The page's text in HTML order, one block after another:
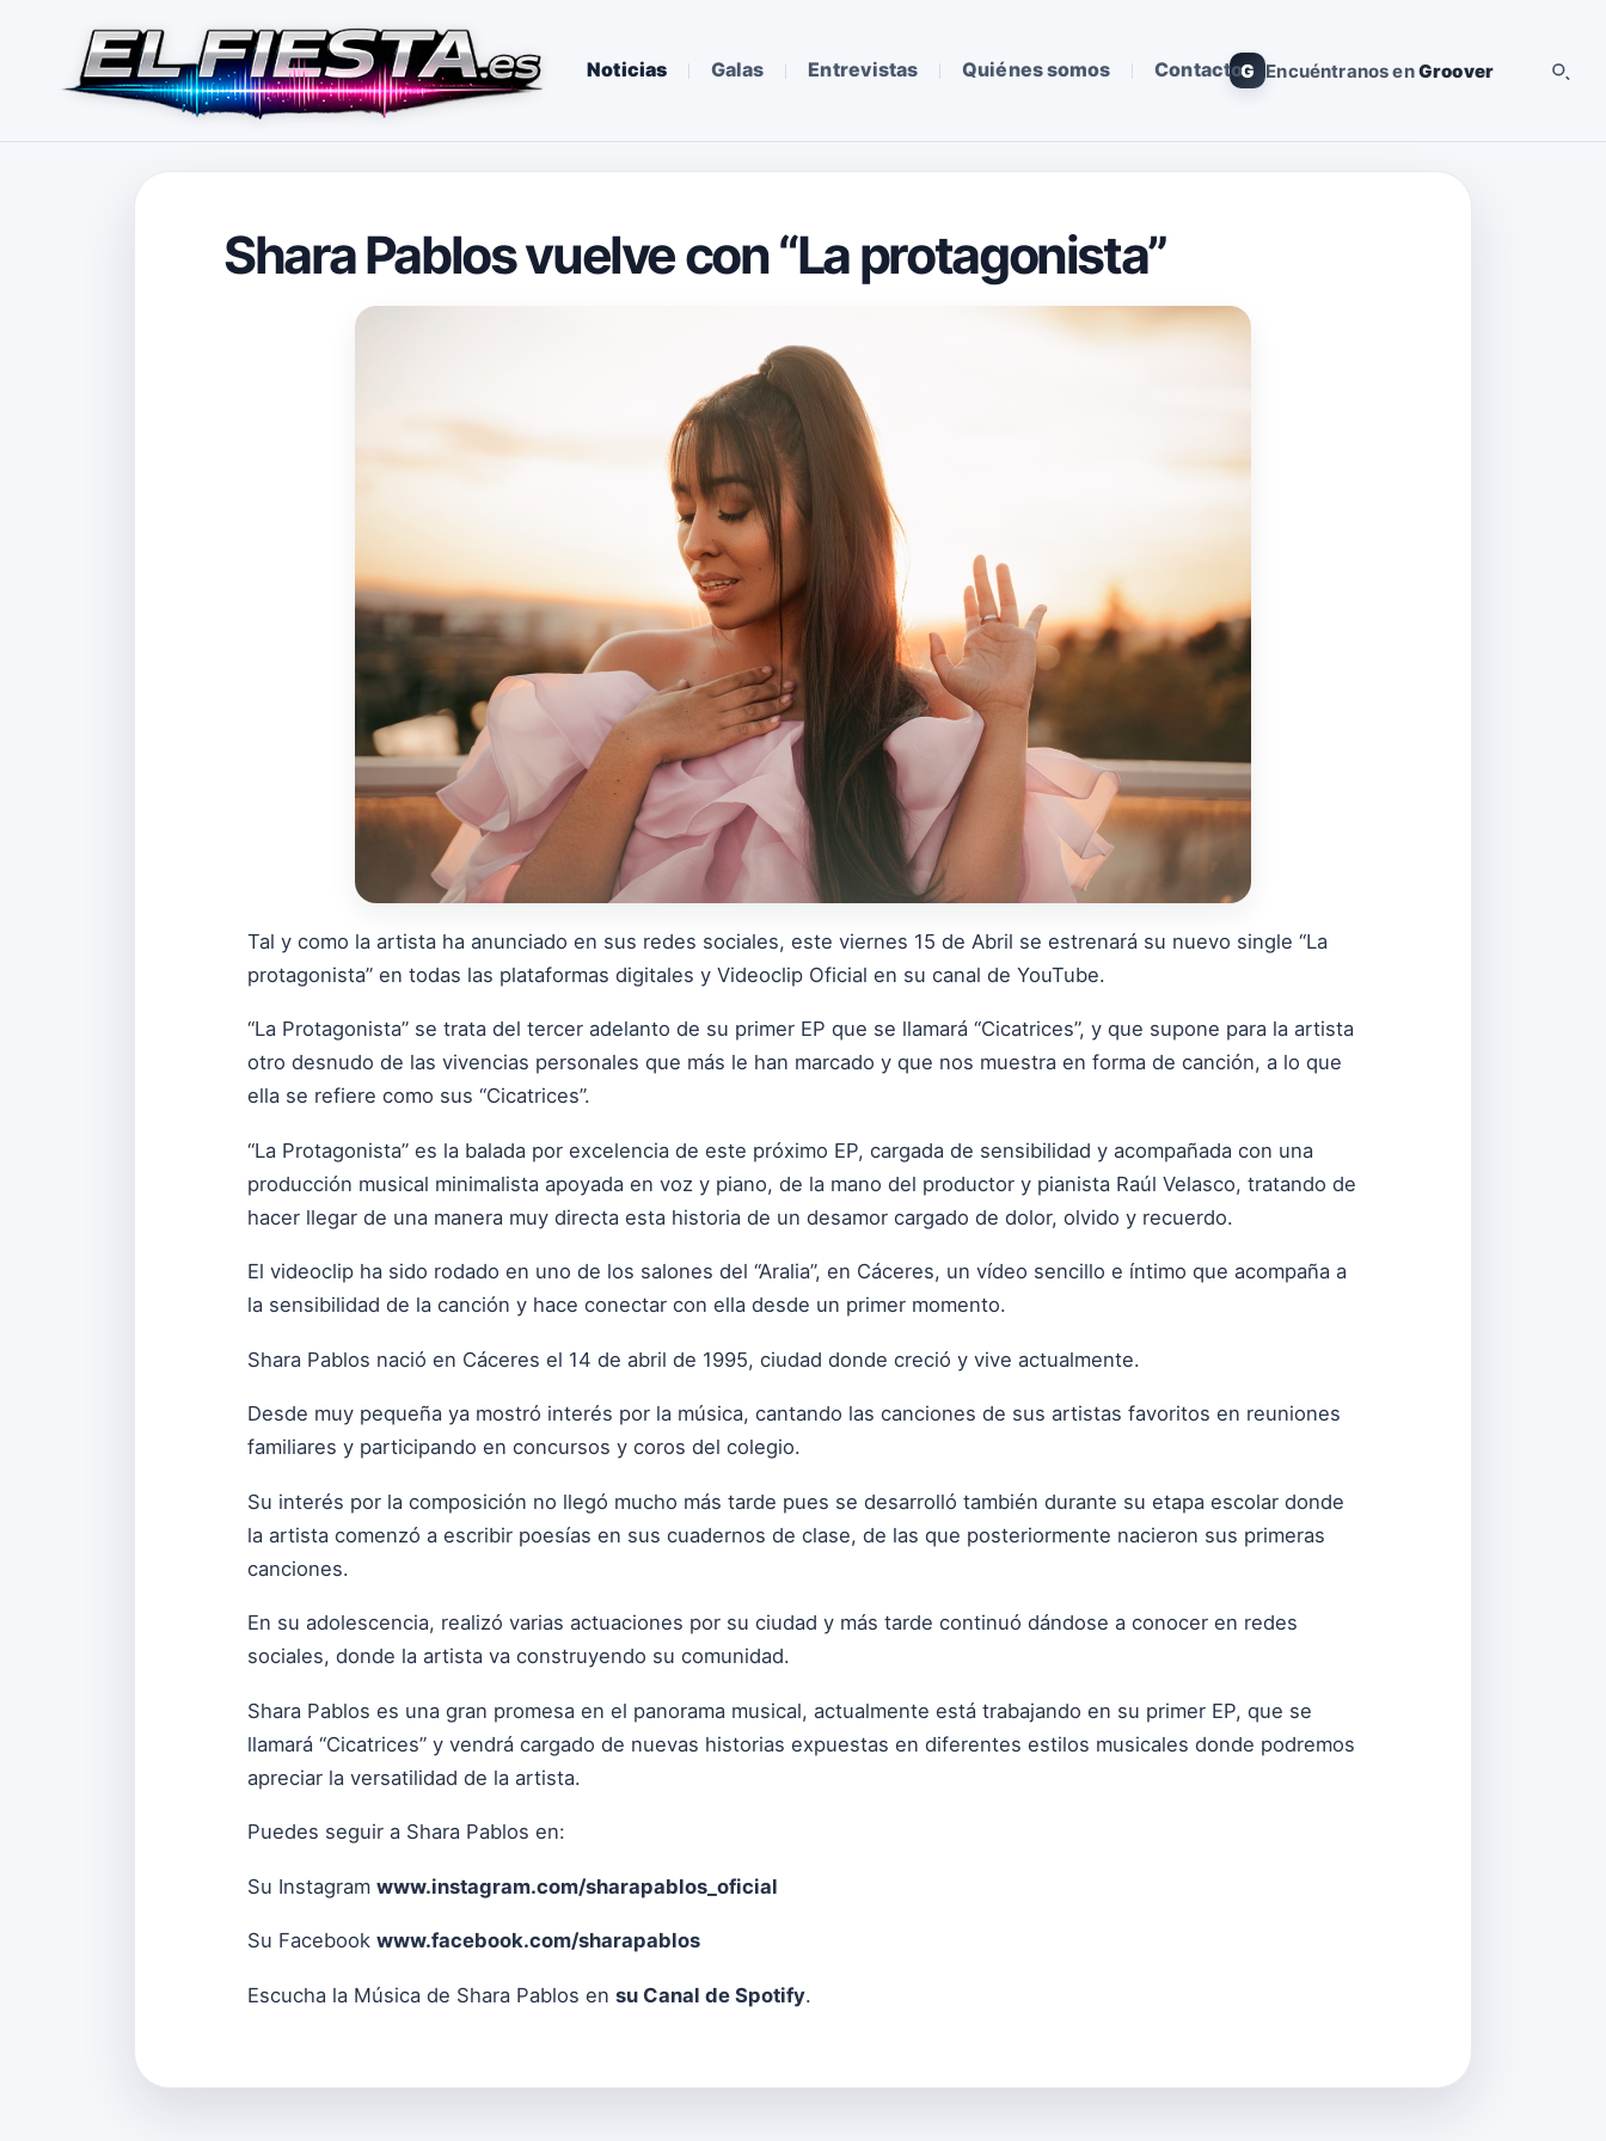
Noticias Galas Entrevistas Quiénes somos ContactoG Encuéntranos enGroover
Shara Pablos vuelve con “La protagonista”
Tal y como la artista ha anunciado en sus redes sociales, este viernes 15 de Abril se estrenará su nuevo single “La
protagonista” en todas las plataformas digitales y Videoclip Oficial en su canal de YouTube.
“La Protagonista” se trata del tercer adelanto de su primer EP que se llamará “Cicatrices”, y que supone para la artista
otro desnudo de las vivencias personales que más le han marcado y que nos muestra en forma de canción, a lo que
ella se refiere como sus “Cicatrices”.
“La Protagonista” es la balada por excelencia de este próximo EP, cargada de sensibilidad y acompañada con una
producción musical minimalista apoyada en voz y piano, de la mano del productor y pianista Raúl Velasco, tratando de
hacer llegar de una manera muy directa esta historia de un desamor cargado de dolor, olvido y recuerdo.
El videoclip ha sido rodado en uno de los salones del “Aralia”, en Cáceres, un vídeo sencillo e íntimo que acompaña a
la sensibilidad de la canción y hace conectar con ella desde un primer momento.
Shara Pablos nació en Cáceres el 14 de abril de 1995, ciudad donde creció y vive actualmente.
Desde muy pequeña ya mostró interés por la música, cantando las canciones de sus artistas favoritos en reuniones
familiares y participando en concursos y coros del colegio.
Su interés por la composición no llegó mucho más tarde pues se desarrolló también durante su etapa escolar donde
la artista comenzó a escribir poesías en sus cuadernos de clase, de las que posteriormente nacieron sus primeras
canciones.
En su adolescencia, realizó varias actuaciones por su ciudad y más tarde continuó dándose a conocer en redes
sociales, donde la artista va construyendo su comunidad.
Shara Pablos es una gran promesa en el panorama musical, actualmente está trabajando en su primer EP, que se
llamará “Cicatrices” y vendrá cargado de nuevas historias expuestas en diferentes estilos musicales donde podremos
apreciar la versatilidad de la artista.
Puedes seguir a Shara Pablos en:
Su Instagram www.instagram.com/sharapablos_oficial
Su Facebook www.facebook.com/sharapablos
Escucha la Música de Shara Pablos en su Canal de Spotify.